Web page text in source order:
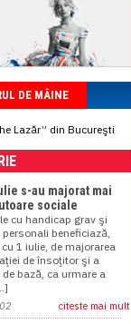
DE MÂINE
Lazăr” din Bucureşti
s-au majorat mai
sociale
cu handicap grav şi
beneficiază,
1 iulie, de majorarea
de însoţitor şi a
bază, ca urmare a
citeste mai mult